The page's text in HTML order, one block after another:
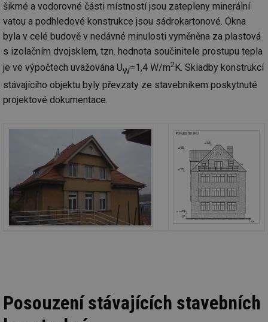
šikmé a vodorovné části místností jsou zatepleny minerální
vatou a podhledové konstrukce jsou sádrokartonové. Okna
byla v celé budově v nedávné minulosti vyměněna za plastová
s izolačním dvojsklem, tzn. hodnota součinitele prostupu tepla
je ve výpočtech uvažována UW=1,4 W/m2 K. Skladby konstrukcí
stávajícího objektu byly převzaty ze stavebníkem poskytnuté
projektové dokumentace.
Posouzení stávajících stavebních